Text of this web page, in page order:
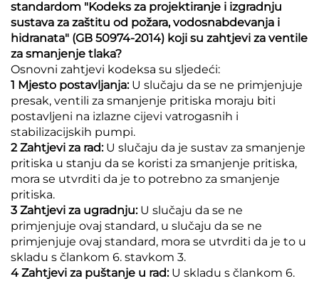
standardom "Kodeks za projektiranje i izgradnju
sustava za zaštitu od požara, vodosnabdevanja i
hidranata" (GB 50974-2014) koji su zahtjevi za ventile
za smanjenje tlaka?
Osnovni zahtjevi kodeksa su sljedeći:
1 Mjesto postavljanja: U slučaju da se ne primjenjuje
presak, ventili za smanjenje pritiska moraju biti
postavljeni na izlazne cijevi vatrogasnih i
stabilizacijskih pumpi.
2 Zahtjevi za rad: U slučaju da je sustav za smanjenje
pritiska u stanju da se koristi za smanjenje pritiska,
mora se utvrditi da je to potrebno za smanjenje
pritiska.
3 Zahtjevi za ugradnju: U slučaju da se ne
primjenjuje ovaj standard, u slučaju da se ne
primjenjuje ovaj standard, mora se utvrditi da je to u
skladu s člankom 6. stavkom 3.
4 Zahtjevi za puštanje u rad: U skladu s člankom 6.